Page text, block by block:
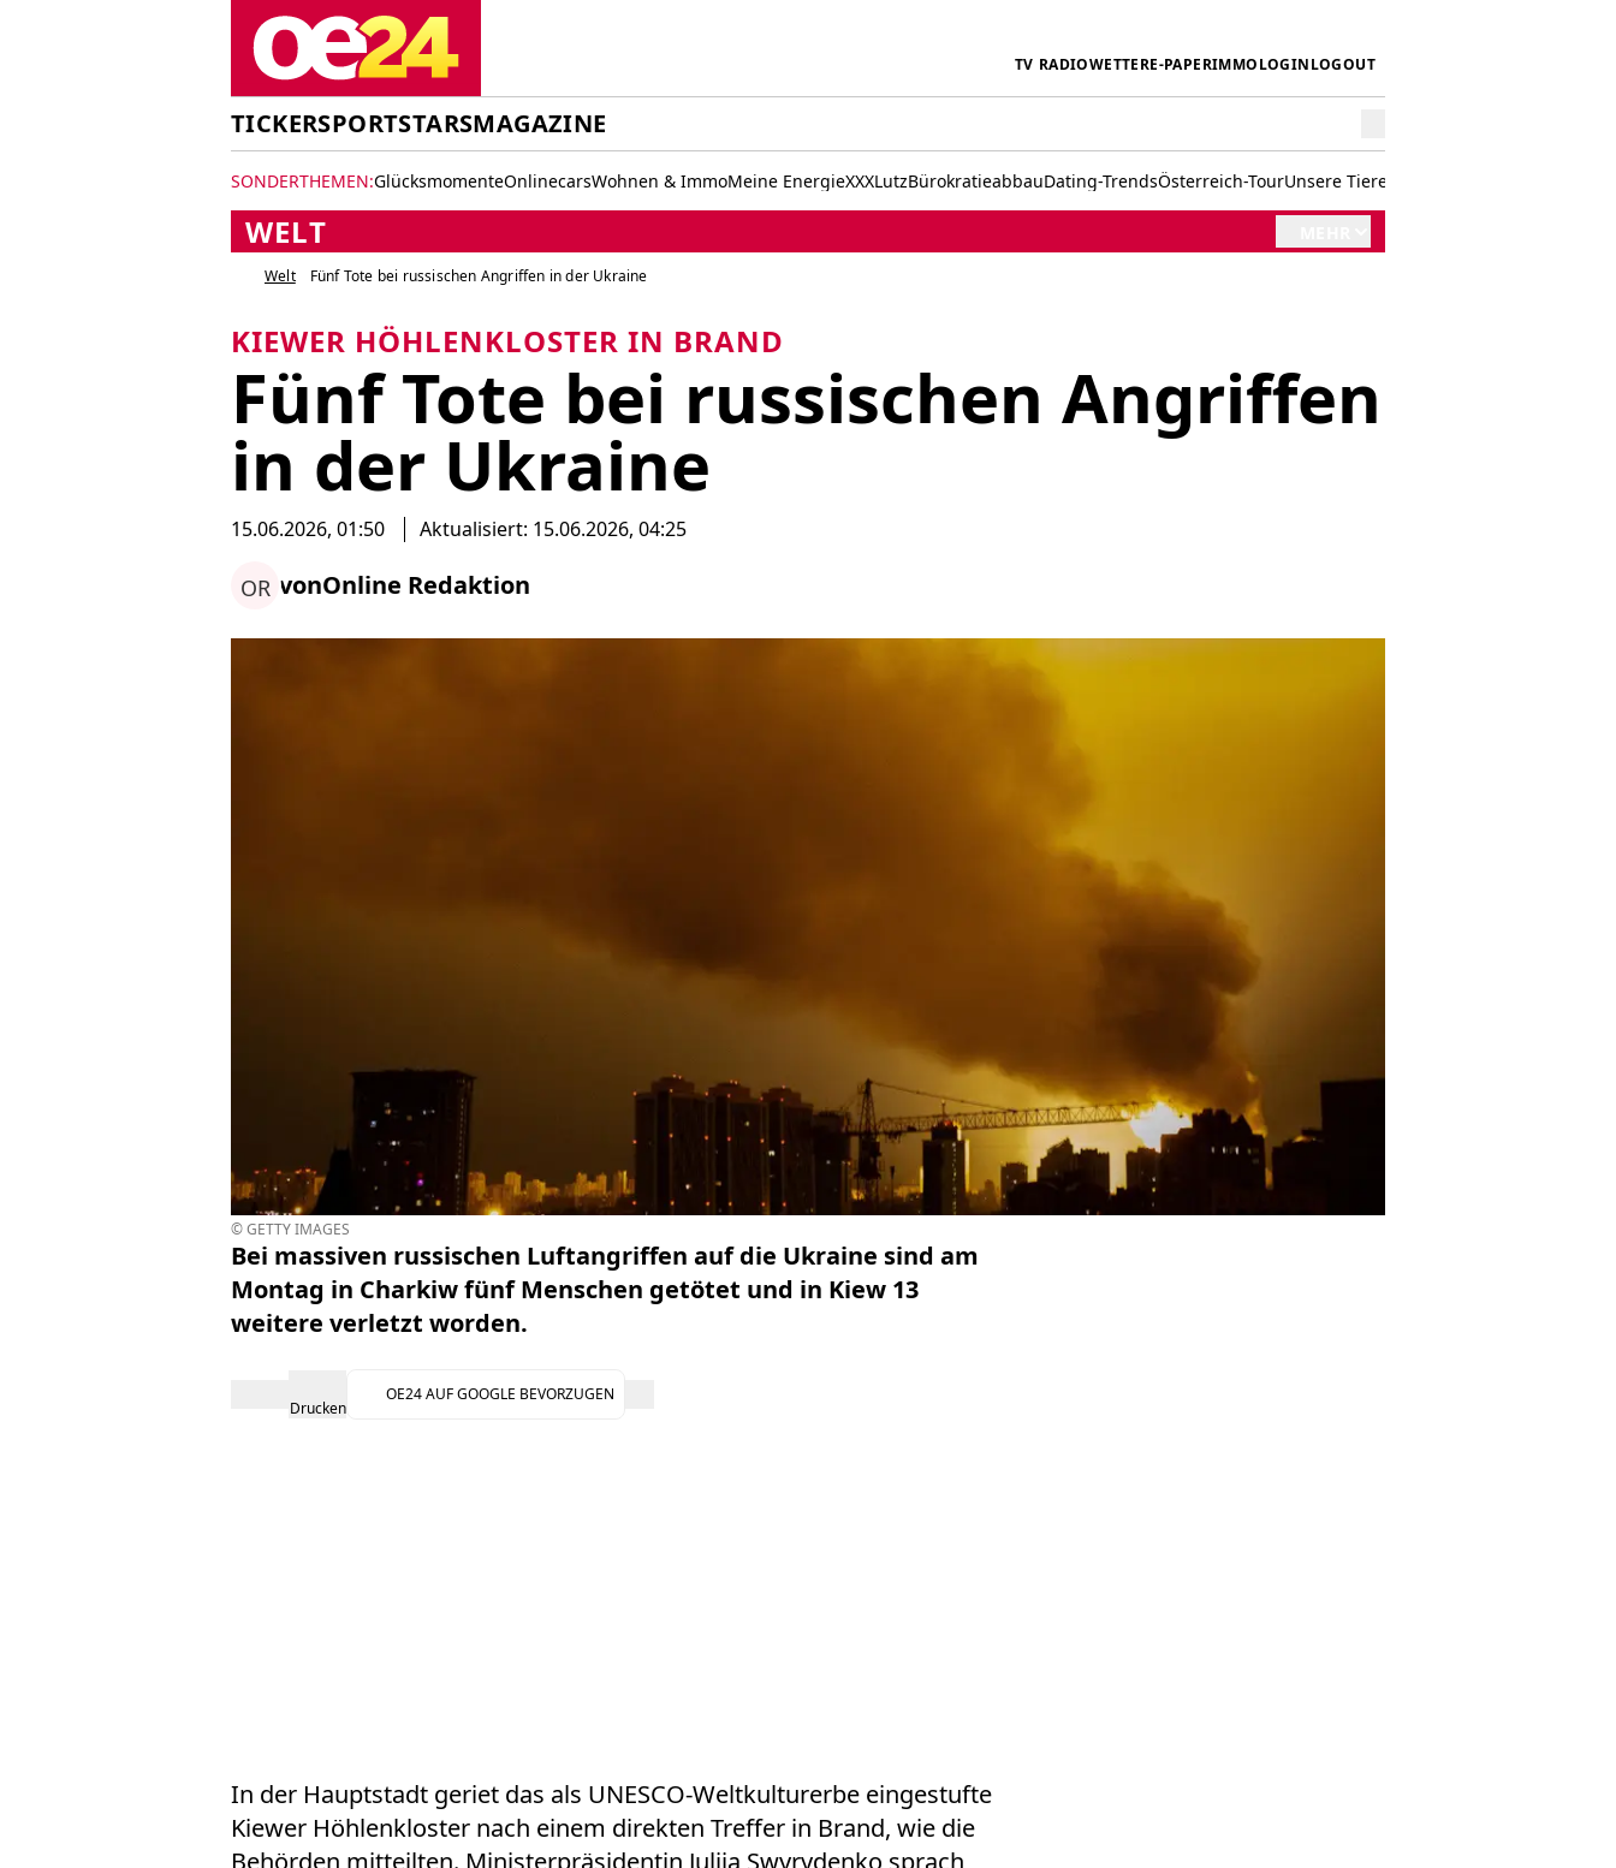
TV RADIOWETTERE-PAPERIMMOLOGINLOGOUT
TICKERSPORTSTARSMAGAZINE
SONDERTHEMEN:GlücksmomenteOnlinecarsWohnen & ImmoMeine EnergieXXXLutzBürokratieabbauDating-TrendsÖsterreich-TourUnsere Tiere
WELT
Welt Fünf Tote bei russischen Angriffen in der Ukraine
KIEWER HÖHLENKLOSTER IN BRAND
Fünf Tote bei russischen Angriffen
in der Ukraine
15.06.2026, 01:50 Aktualisiert: 15.06.2026, 04:25
OR vonOnline Redaktion
© GETTY IMAGES
Bei massiven russischen Luftangriffen auf die Ukraine sind am
Montag in Charkiw fünf Menschen getötet und in Kiew 13
weitere verletzt worden.
Drucken
OE24 AUF GOOGLE BEVORZUGEN
In der Hauptstadt geriet das als UNESCO-Weltkulturerbe eingestufte
Kiewer Höhlenkloster nach einem direkten Treffer in Brand, wie die
Behörden mitteilten. Ministerpräsidentin Julija Swyrydenko sprach